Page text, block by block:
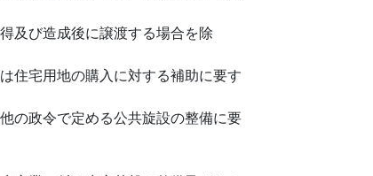
及び造成後に譲渡する場合を除
住宅用地の購入に対する補助に要す
の政令で定める公共旋設の整備に要